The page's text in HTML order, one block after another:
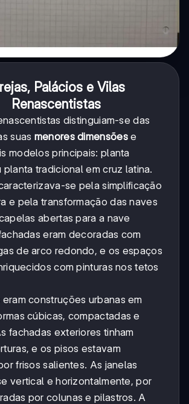
Palácios e Vilas
Renascentistas
distinguiam-se das
suas menores dimensõese
modelos principais: planta
tradicional em cruz latina.
se pela simplificação
e pela transformação das naves
abertas para a nave
eram decoradas com
de arco redondo, e os espaços
com pinturas nos tetos
construções urbanas em
cúbicas, compactadas e
fachadas exteriores tinham
e os pisos estavam
frisos salientes. As janelas
vertical e horizontalmente, por
por colunas e pilastros. A